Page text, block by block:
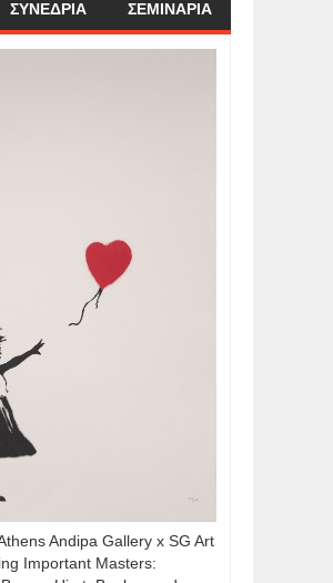
ΣΥΝΕΔΡΙΑ ΣΕΜΙΝΑΡΙΑ
Andipa Gallery x SG Art
Important Masters: